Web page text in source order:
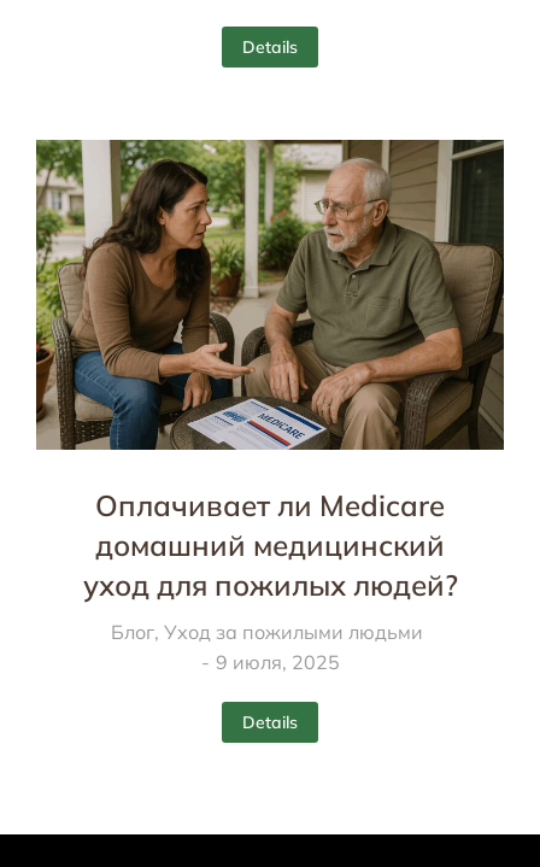
Details
Оплачивает ли Medicare
домашний медицинский
уход для пожилых людей?
Блог, Уход за пожилыми людьми
9 июля, 2025
Details